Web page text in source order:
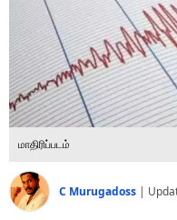
வலை கதைகள்
போட்டோ கேலரி
மாதிரிப்படம்
C Murugadoss |